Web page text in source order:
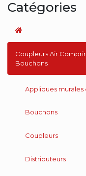
Catégories
Coupleurs Air
Bouchons
Appliques murales
Bouchons
Coupleurs
Distributeurs